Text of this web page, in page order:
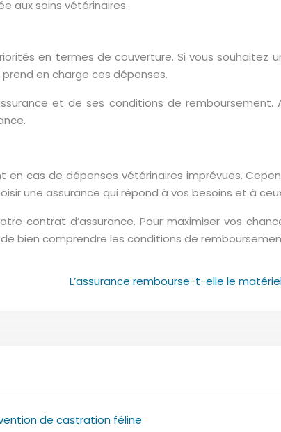
aux soins vétérinaires.
en termes de couverture. Si vous souhaitez
en charge ces dépenses.
et de ses conditions de remboursement.
cas de dépenses vétérinaires imprévues.
une assurance qui répond à vos besoins et à
contrat d’assurance. Pour maximiser vos
bien comprendre les conditions de
L’assurance rembourse-t-elle le
de castration féline